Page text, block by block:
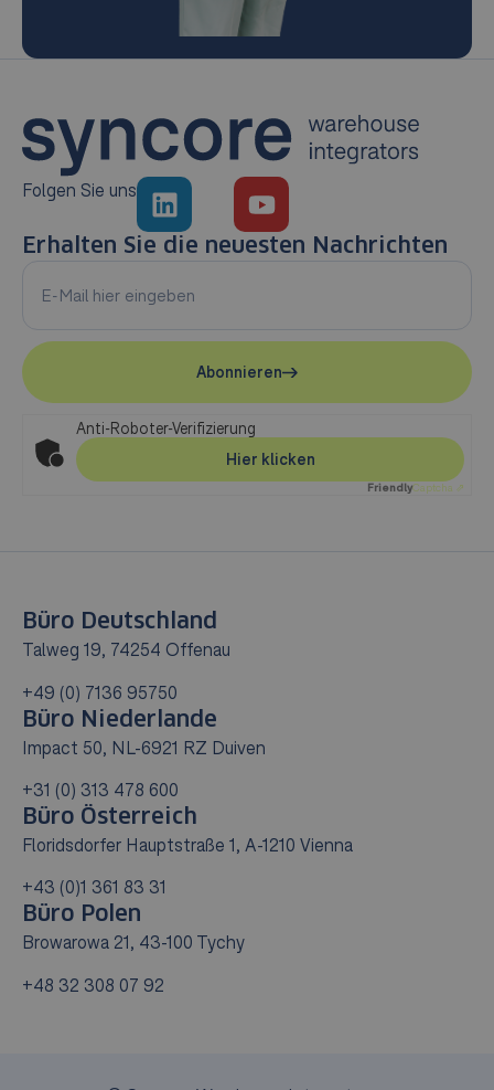
Folgen Sie uns
Erhalten Sie die neuesten Nachrichten
Anti-Roboter-Verifizierung
Hier klicken
FriendlyCaptcha ⇗
Abonnieren
Büro Deutschland
Talweg 19, 74254 Offenau
+49 (0) 7136 95750
Büro Niederlande
Impact 50, NL-6921 RZ Duiven
+31 (0) 313 478 600
Büro Österreich
Floridsdorfer Hauptstraße 1, A-1210 Vienna
+43 (0)1 361 83 31
Büro Polen
Browarowa 21, 43-100 Tychy
+48 32 308 07 92